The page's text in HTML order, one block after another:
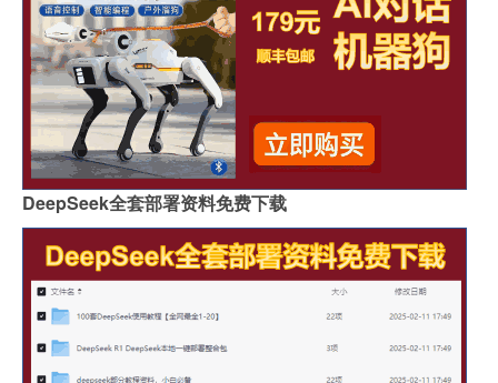
DeepSeek全套部署资料免费下载